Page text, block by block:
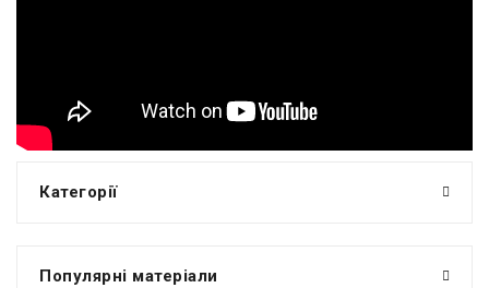
Категорії
Популярні матеріали